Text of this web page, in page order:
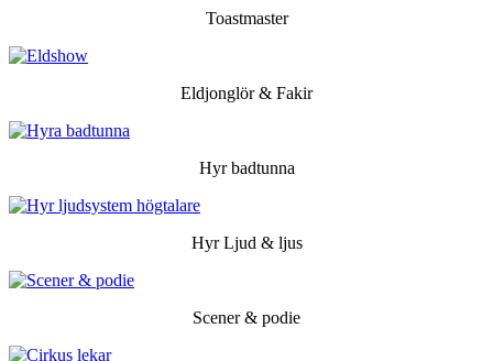
Toastmaster
Eldjonglör & Fakir
Hyr badtunna
Hyr Ljud & ljus
Scener & podie